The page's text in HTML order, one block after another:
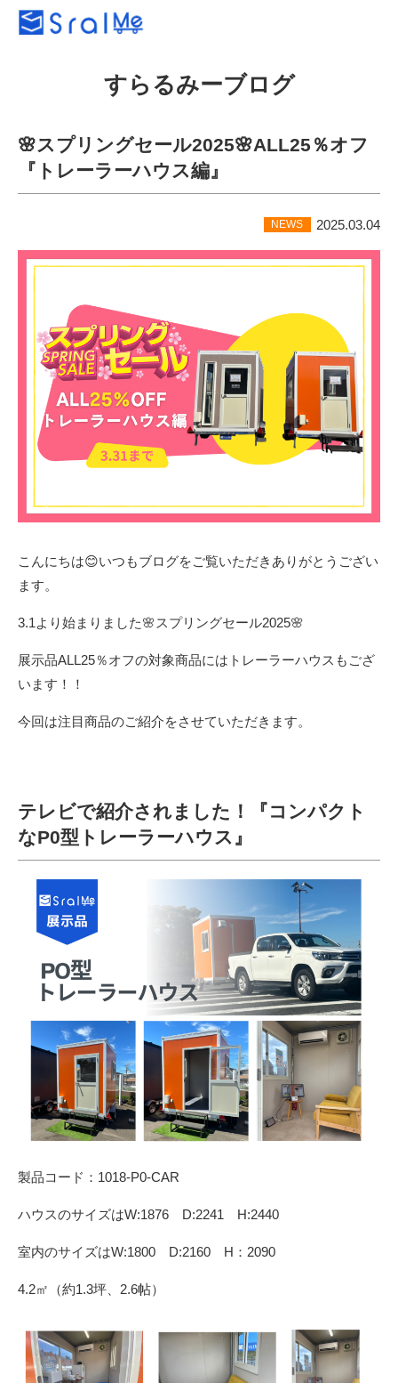
すらるみーブログ
🌸スプリングセール2025🌸ALL25％オフ
『トレーラーハウス編』
NEWS 2025.03.04
こんにちは😊いつもブログをご覧いただきありがとうござい
ます。
3.1より始まりました🌸スプリングセール2025🌸
展示品ALL25％オフの対象商品にはトレーラーハウスもござ
います！！
今回は注目商品のご紹介をさせていただきます。
テレビで紹介されました！『コンパクト
なP0型トレーラーハウス』
製品コード：1018-P0-CAR
ハウスのサイズはW:1876 D:2241 H:2440
室内のサイズはW:1800 D:2160 H：2090
4.2㎡（約1.3坪、2.6帖）